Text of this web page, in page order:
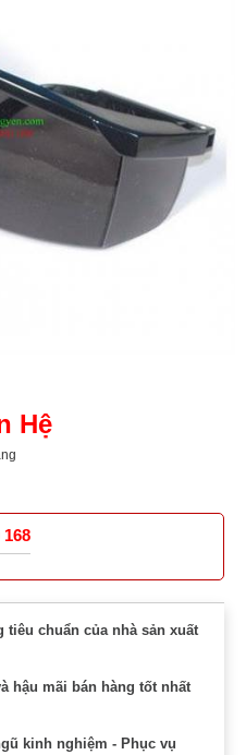
Hệ
168
tiêu chuẩn của nhà sản xuất
hậu mãi bán hàng tốt nhất
kinh nghiệm - Phục vụ